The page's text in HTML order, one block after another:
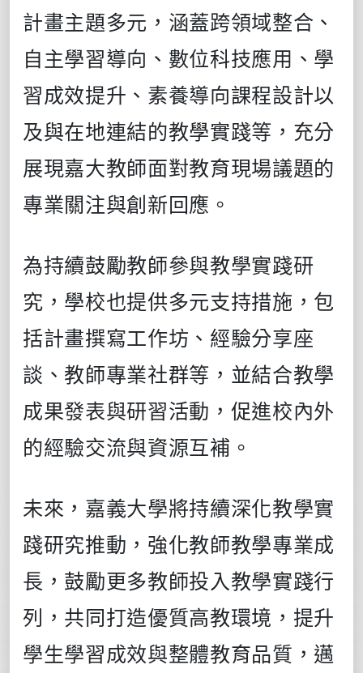
計畫主題多元，涵蓋跨領域整合、
自主學習導向、數位科技應用、學
習成效提升、素養導向課程設計以
及與在地連結的教學實踐等，充分
展現嘉大教師面對教育現場議題的
專業關注與創新回應。
為持續鼓勵教師參與教學實踐研
究，學校也提供多元支持措施，包
括計畫撰寫工作坊、經驗分享座
談、教師專業社群等，並結合教學
成果發表與研習活動，促進校內外
的經驗交流與資源互補。
未來，嘉義大學將持續深化教學實
踐研究推動，強化教師教學專業成
長，鼓勵更多教師投入教學實踐行
列，共同打造優質高教環境，提升
學生學習成效與整體教育品質，邁